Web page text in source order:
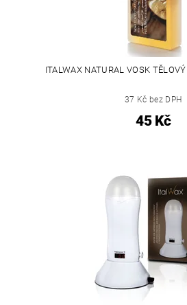
ITALWAX NATURAL VOSK
37 Kč bez DPH
45 Kč